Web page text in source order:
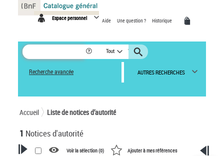
Espace personnel Aide Une question ? Historique
Tout
Recherche avancée AUTRES RECHERCHES
Accueil Liste de notices d’autorité
1 Notices d'autorité
Voir la sélection (0) Ajouter à mes références
Panneau de gestion des cookies